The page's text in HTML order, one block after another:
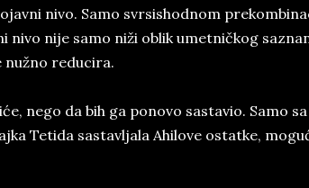
nivo. Samo svrsishodnom
nivo nije samo niži oblik umetničkog
nužno reducira.
nego da bih ga ponovo sastavio. Samo
Tetida sastavljala Ahilove ostatke,